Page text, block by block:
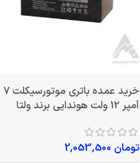
خرید عمده باتری موتورسیکلت 7
آمپر 12 ولت هوندایی برند ولتا
تومان